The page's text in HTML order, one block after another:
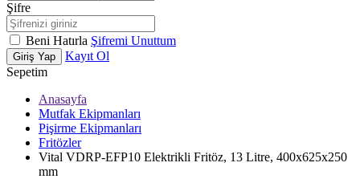
Şifre
Beni Hatırla Şifremi Unuttum
Giriş Yap
Kayıt Ol
Sepetim
Anasayfa
Mutfak Ekipmanları
Pişirme Ekipmanları
Fritözler
Vital VDRP-EFP10 Elektrikli Fritöz, 13 Litre, 400x625x250
mm